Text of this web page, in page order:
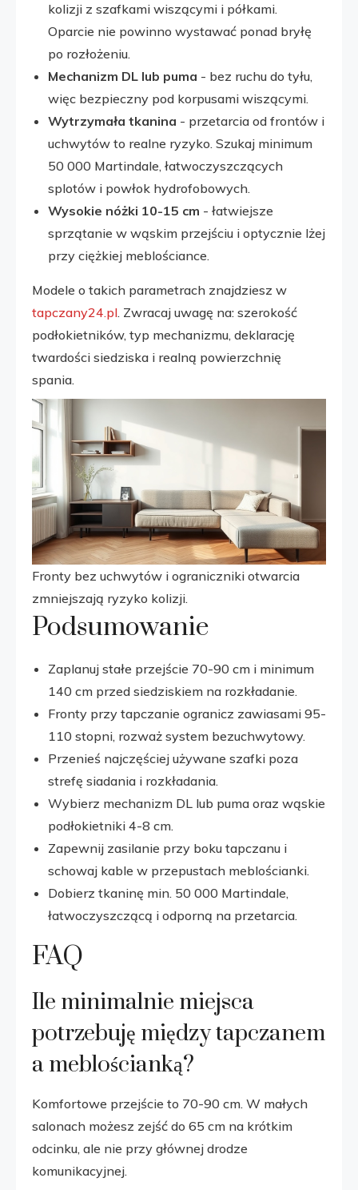
kolizji z szafkami wiszącymi i półkami.
Oparcie nie powinno wystawać ponad bryłę
po rozłożeniu.
Mechanizm DL lub puma - bez ruchu do tyłu,
więc bezpieczny pod korpusami wiszącymi.
Wytrzymała tkanina - przetarcia od frontów i
uchwytów to realne ryzyko. Szukaj minimum
50 000 Martindale, łatwoczyszczących
splotów i powłok hydrofobowych.
Wysokie nóżki 10-15 cm - łatwiejsze
sprzątanie w wąskim przejściu i optycznie lżej
przy ciężkiej meblościance.
Modele o takich parametrach znajdziesz w
tapczany24.pl. Zwracaj uwagę na: szerokość
podłokietników, typ mechanizmu, deklarację
twardości siedziska i realną powierzchnię
spania.
Fronty bez uchwytów i ograniczniki otwarcia
zmniejszają ryzyko kolizji.
Podsumowanie
Zaplanuj stałe przejście 70-90 cm i minimum
140 cm przed siedziskiem na rozkładanie.
Fronty przy tapczanie ogranicz zawiasami 95-
110 stopni, rozważ system bezuchwytowy.
Przenieś najczęściej używane szafki poza
strefę siadania i rozkładania.
Wybierz mechanizm DL lub puma oraz wąskie
podłokietniki 4-8 cm.
Zapewnij zasilanie przy boku tapczanu i
schowaj kable w przepustach meblościanki.
Dobierz tkaninę min. 50 000 Martindale,
łatwoczyszczącą i odporną na przetarcia.
FAQ
Ile minimalnie miejsca
potrzebuję między tapczanem
a meblościanką?
Komfortowe przejście to 70-90 cm. W małych
salonach możesz zejść do 65 cm na krótkim
odcinku, ale nie przy głównej drodze
komunikacyjnej.